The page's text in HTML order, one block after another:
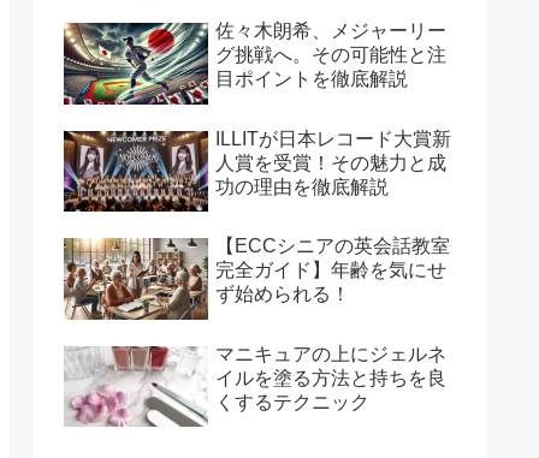
佐々木朗希、メジャーリー
グ挑戦へ。その可能性と注
目ポイントを徹底解説
ILLITが日本レコード大賞新
人賞を受賞！その魅力と成
功の理由を徹底解説
【ECCシニアの英会話教室
完全ガイド】年齢を気にせ
ず始められる！
マニキュアの上にジェルネ
イルを塗る方法と持ちを良
くするテクニック